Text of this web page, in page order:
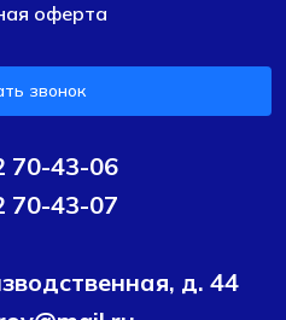
оферта
звонок
70-43-06
70-43-07
д. 44